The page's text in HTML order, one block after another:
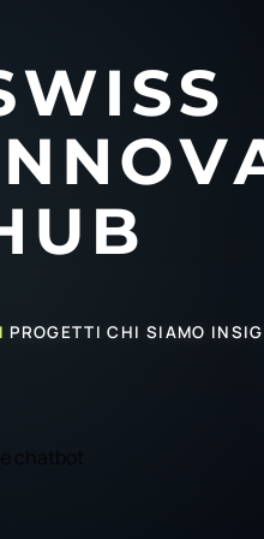
PROGETTICHI SIAMO
chatbot